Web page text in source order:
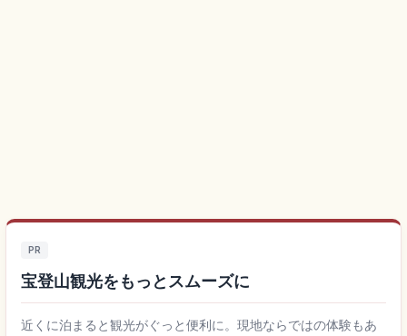
PR
宝登山観光をもっとスムーズに
近くに泊まると観光がぐっと便利に。現地ならではの体験もあ